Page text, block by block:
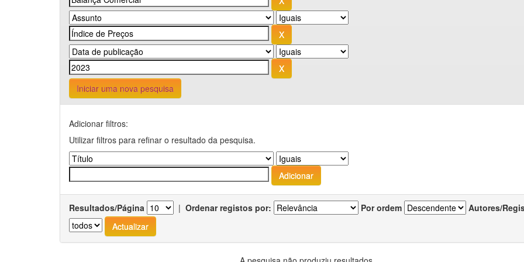
Iniciar uma nova pesquisa
Adicionar filtros:
Utilizar filtros para refinar o resultado da pesquisa.
Resultados/Página | Ordenar registos por: Por ordem Autores/